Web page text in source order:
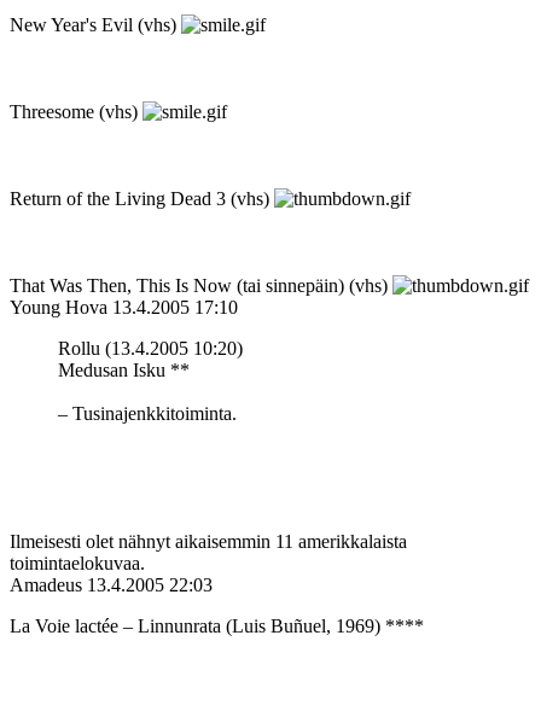
New Year's Evil (vhs)
Threesome (vhs)
Return of the Living Dead 3 (vhs)
That Was Then, This Is Now (tai sinnepäin) (vhs)
Young Hova 13.4.2005 17:10
Rollu (13.4.2005 10:20)
Medusan Isku **
– Tusinajenkkitoiminta.
Ilmeisesti olet nähnyt aikaisemmin 11 amerikkalaista
toimintaelokuvaa.
Amadeus 13.4.2005 22:03
La Voie lactée – Linnunrata (Luis Buñuel, 1969) ****